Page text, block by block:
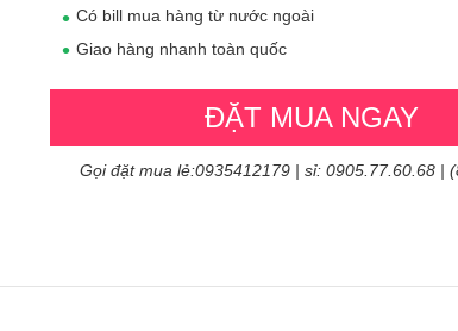
Có bill mua hàng từ nước ngoài
Giao hàng nhanh toàn quốc
ĐẶT MUA NGAY
Gọi đặt mua lẻ:0935412179 | sỉ: 0905.77.60.68 |